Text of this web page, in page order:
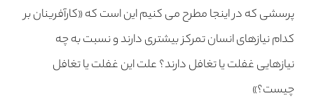
پرسشی که در اینجا مطرح می کنیم این است که «کارآفرینان بر
کدام نیازهای انسان تمرکز بیشتری دارند و نسبت به چه
نیازهایی غفلت یا تغافل دارند؟ علت این غفلت یا تغافل
چیست؟»